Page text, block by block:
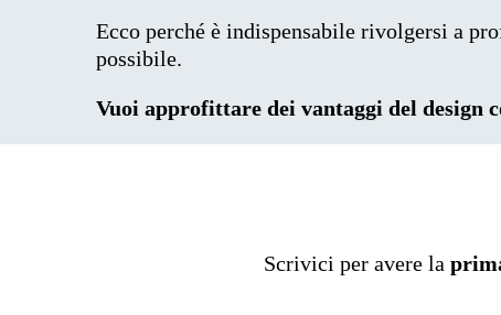
Ecco perché è indispensabile rivolgersi a
possibile.
Vuoi approfittare dei vantaggi del design
Scrivici per avere la